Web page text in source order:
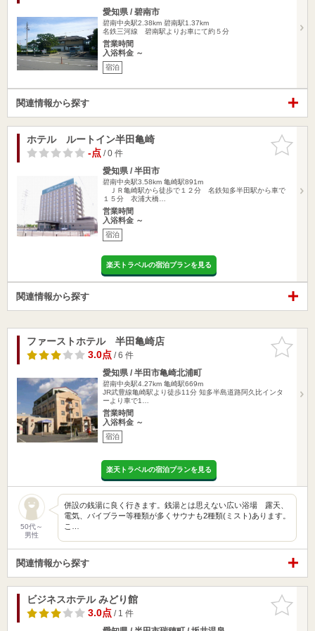
愛知県 / 碧南市
碧南中央駅2.38km 碧南駅1.37km
名鉄三河線 碧南駅よりお車にて約５分
営業時間
入浴料金 ～
宿泊
関連情報から探す
お気に入
りに追加
ホテル ルートイン半田亀崎
-点/ 0 件
愛知県 / 半田市
碧南中央駅3.58km 亀崎駅891m
ＪＲ亀崎駅から徒歩で１２分 名鉄知多半田駅から車で
１５分 衣浦大橋…
営業時間
入浴料金 ～
宿泊
楽天トラベルの宿泊プランを見る
関連情報から探す
お気に入
りに追加
ファーストホテル 半田亀崎店
3.0点/ 6 件
愛知県 / 半田市亀崎北浦町
碧南中央駅4.27km 亀崎駅669m
JR武豊線亀崎駅より徒歩11分 知多半島道路阿久比インタ
ーより車で1…
営業時間
入浴料金 ～
宿泊
楽天トラベルの宿泊プランを見る
50代～
男性
併設の銭湯に良く行きます。銭湯とは思えない広い浴場 露天、
電気、バイブラー等種類が多くサウナも2種類(ミスト)あります。
こ…
関連情報から探す
お気に入
りに追加
ビジネスホテル みどり館
3.0点/ 1 件